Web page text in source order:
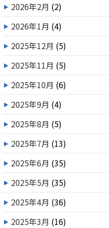
2026年2月 (2)
2026年1月 (4)
2025年12月 (5)
2025年11月 (5)
2025年10月 (6)
2025年9月 (4)
2025年8月 (5)
2025年7月 (13)
2025年6月 (35)
2025年5月 (35)
2025年4月 (36)
2025年3月 (16)